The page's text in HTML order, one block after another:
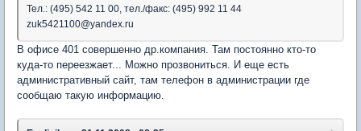
Тел.: (495) 542 11 00, тел./факс: (495) 992 11 44
zuk5421100@yandex.ru
В офисе 401 совершенно др.компания. Там постоянно кто-то
куда-то переезжает... Можно прозвониться. И еще есть
административный сайт, там телефон в администрации где
сообщаю такую информацию.